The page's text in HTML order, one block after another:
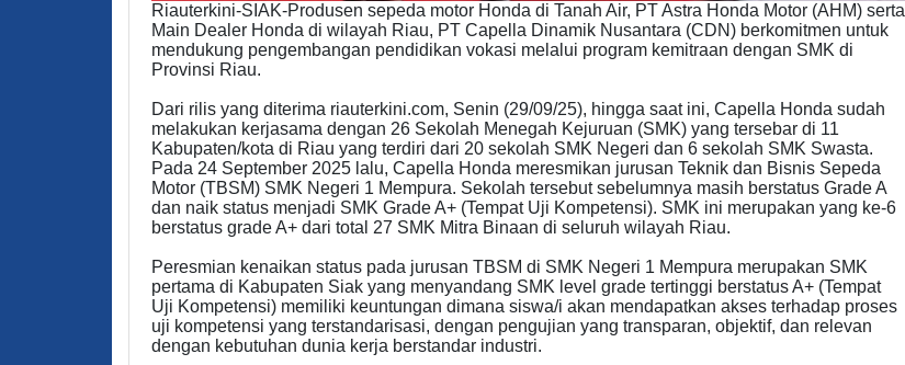
Riauterkini-SIAK-Produsen sepeda motor Honda di Tanah Air, PT Astra Honda Motor (AHM) serta
Main Dealer Honda di wilayah Riau, PT Capella Dinamik Nusantara (CDN) berkomitmen untuk
mendukung pengembangan pendidikan vokasi melalui program kemitraan dengan SMK di
Provinsi Riau.
Dari rilis yang diterima riauterkini.com, Senin (29/09/25), hingga saat ini, Capella Honda sudah
melakukan kerjasama dengan 26 Sekolah Menegah Kejuruan (SMK) yang tersebar di 11
Kabupaten/kota di Riau yang terdiri dari 20 sekolah SMK Negeri dan 6 sekolah SMK Swasta.
Pada 24 September 2025 lalu, Capella Honda meresmikan jurusan Teknik dan Bisnis Sepeda
Motor (TBSM) SMK Negeri 1 Mempura. Sekolah tersebut sebelumnya masih berstatus Grade A
dan naik status menjadi SMK Grade A+ (Tempat Uji Kompetensi). SMK ini merupakan yang ke-6
berstatus grade A+ dari total 27 SMK Mitra Binaan di seluruh wilayah Riau.
Peresmian kenaikan status pada jurusan TBSM di SMK Negeri 1 Mempura merupakan SMK
pertama di Kabupaten Siak yang menyandang SMK level grade tertinggi berstatus A+ (Tempat
Uji Kompetensi) memiliki keuntungan dimana siswa/i akan mendapatkan akses terhadap proses
uji kompetensi yang terstandarisasi, dengan pengujian yang transparan, objektif, dan relevan
dengan kebutuhan dunia kerja berstandar industri.